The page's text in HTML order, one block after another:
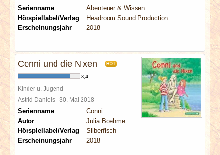
Serienname
Abenteuer & Wissen
Hörspiellabel/Verlag
Headroom Sound Production
Erscheinungsjahr
2018
Conni und die Nixen HOT
8,4
Kinder u. Jugend
Astrid Daniels 30. Mai 2018
Serienname
Conni
Autor
Julia Boehme
Hörspiellabel/Verlag
Silberfisch
Erscheinungsjahr
2018